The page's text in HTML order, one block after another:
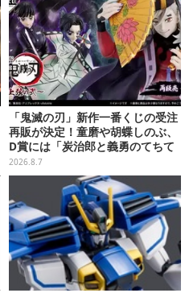
「鬼滅の刃」新作一番くじの受注
再販が決定！童磨や胡蝶しのぶ、
D賞には「炭治郎と義勇のてちて
ちフィギュア」も
2026.8.7